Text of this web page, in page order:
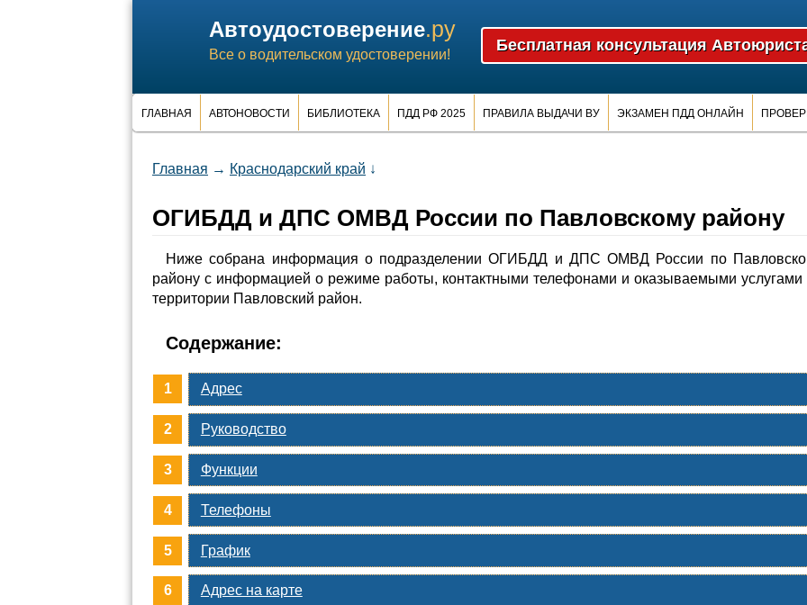
Автоудостоверение.ру
Все о водительском удостоверении!
ГЛАВНАЯ АВТОНОВОСТИ БИБЛИОТЕКА ПДД РФ 2025 ПРАВИЛА ВЫДАЧИ ВУ ЭКЗАМЕН ПДД ОНЛАЙН
Главная → Краснодарский край ↓
ОГИБДД и ДПС ОМВД России по Павловскому району
Ниже собрана информация о подразделении ОГИБДД и ДПС ОМВД России по
району с информацией о режиме работы, контактными телефонами и оказываемыми услугами
территории Павловский район.
Содержание:
Адрес
Руководство
Функции
Телефоны
График
Адрес на карте